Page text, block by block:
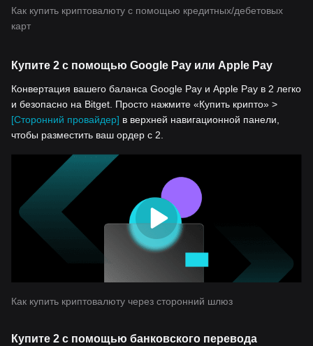
Как купить криптовалюту с помощью кредитных/дебетовых
карт
Купите 2 с помощью Google Pay или Apple Pay
Конвертация вашего баланса Google Pay и Apple Pay в 2 легко
и безопасно на Bitget. Просто нажмите «Купить крипто» >
[Сторонний провайдер] в верхней навигационной панели,
чтобы разместить ваш ордер с 2.
Как купить криптовалюту через сторонний шлюз
Купите 2 с помощью банковского перевода